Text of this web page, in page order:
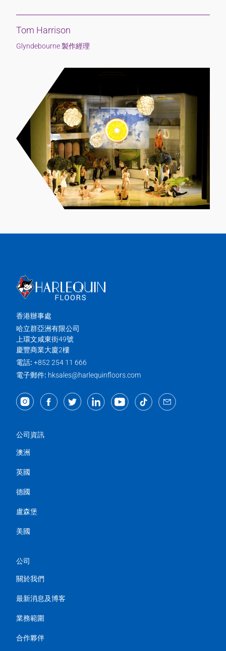
Tom Harrison
Glyndebourne 製作經理
香港辦事處
哈立群亞洲有限公司
上環文咸東街49號
慶豐商業大廈2樓
電話: +852 254 11 666
電子郵件: hksales@harlequinfloors.com
公司資訊
澳洲
英國
德國
盧森堡
美國
公司
關於我們
最新消息及博客
業務範圍
合作夥伴